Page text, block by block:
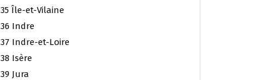
35 Île-et-Vilaine
36 Indre
37 Indre-et-Loire
38 Isère
39 Jura